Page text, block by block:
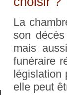
La
son
mais
funéraire
législation
elle peut